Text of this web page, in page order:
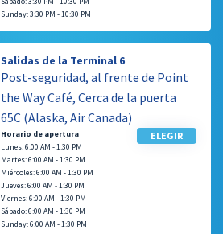
Sunday: 3:30 PM - 10:30 PM
Salidas de la Terminal 6
Post-seguridad, al frente de Point
the Way Café, Cerca de la puerta
65C (Alaska, Air Canada)
ELEGIR
Horario de apertura
Lunes: 6:00 AM - 1:30 PM
Martes: 6:00 AM - 1:30 PM
Miércoles: 6:00 AM - 1:30 PM
Jueves: 6:00 AM - 1:30 PM
Viernes: 6:00 AM - 1:30 PM
Sábado: 6:00 AM - 1:30 PM
Sunday: 6:00 AM - 1:30 PM